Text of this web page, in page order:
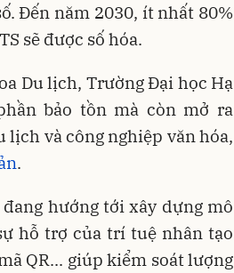
Đến năm 2030, ít nhất 80%
sẽ được số hóa.
Du lịch, Trường Đại học Hạ
bảo tồn mà còn mở ra
và công nghiệp văn hóa,
.
hướng tới xây dựng mô
hỗ trợ của trí tuệ nhân tạo
QR... giúp kiểm soát lượng